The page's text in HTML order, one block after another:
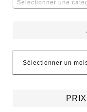
Sélectionner une